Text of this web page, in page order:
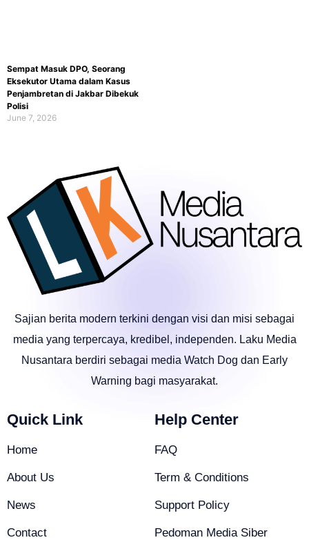
Sempat Masuk DPO, Seorang
Eksekutor Utama dalam Kasus
Penjambretan di Jakbar Dibekuk
Polisi
June 7, 2026
Sajian berita modern terkini dengan visi dan misi sebagai
media yang terpercaya, kredibel, independen. Laku Media
Nusantara berdiri sebagai media Watch Dog dan Early
Warning bagi masyarakat.
Quick Link
Home
About Us
News
Contact
Help Center
FAQ
Term & Conditions
Support Policy
Pedoman Media Siber